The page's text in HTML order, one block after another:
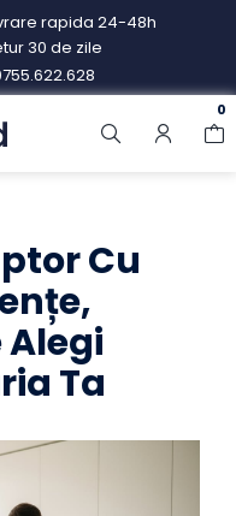
rapida 24-48h
30 de zile
0
Cu
Alegi
Ta